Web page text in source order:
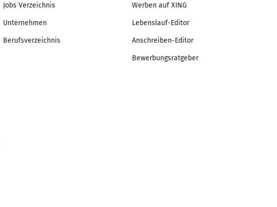
Jobs Verzeichnis
Unternehmen
Berufsverzeichnis
Werben auf XING
Lebenslauf-Editor
Anschreiben-Editor
Bewerbungsratgeber